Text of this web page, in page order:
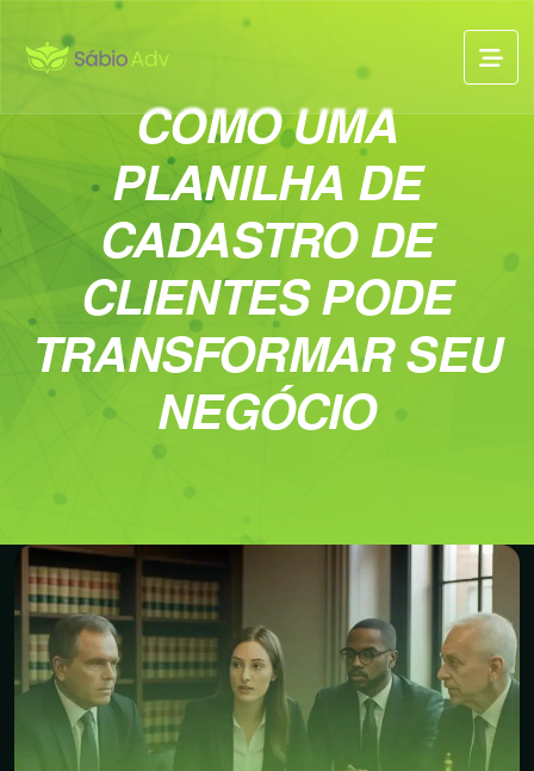
COMO UMA
PLANILHA DE
CADASTRO DE
CLIENTES PODE
TRANSFORMAR SEU
NEGÓCIO